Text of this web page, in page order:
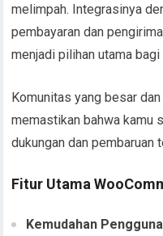
melimpah. Integrasinya
pembayaran dan
menjadi pilihan utama
Komunitas yang besar
memastikan bahwa kamu
dukungan dan pembaruan
Fitur Utama
Kemudahan